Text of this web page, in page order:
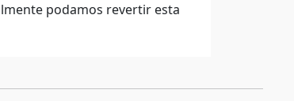
podamos revertir esta